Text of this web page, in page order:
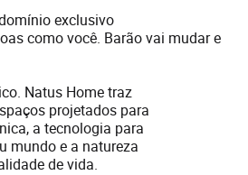
exclusivo
como você. Barão vai mudar e
Natus Home traz
projetados para
a tecnologia para
mundo e a natureza
de vida.